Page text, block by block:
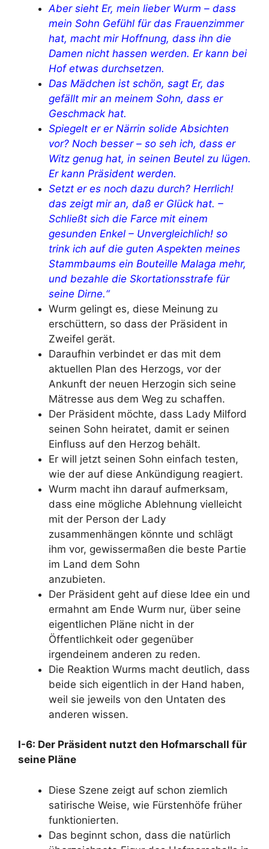
Aber sieht Er, mein lieber Wurm – dass
mein Sohn Gefühl für das Frauenzimmer
hat, macht mir Hoffnung, dass ihn die
Damen nicht hassen werden. Er kann bei
Hof etwas durchsetzen.
Das Mädchen ist schön, sagt Er, das
gefällt mir an meinem Sohn, dass er
Geschmack hat.
Spiegelt er er Närrin solide Absichten
vor? Noch besser – so seh ich, dass er
Witz genug hat, in seinen Beutel zu lügen.
Er kann Präsident werden.
Setzt er es noch dazu durch? Herrlich!
das zeigt mir an, daß er Glück hat. –
Schließt sich die Farce mit einem
gesunden Enkel – Unvergleichlich! so
trink ich auf die guten Aspekten meines
Stammbaums ein Bouteille Malaga mehr,
und bezahle die Skortationsstrafe für
seine Dirne.“
Wurm gelingt es, diese Meinung zu
erschüttern, so dass der Präsident in
Zweifel gerät.
Daraufhin verbindet er das mit dem
aktuellen Plan des Herzogs, vor der
Ankunft der neuen Herzogin sich seine
Mätresse aus dem Weg zu schaffen.
Der Präsident möchte, dass Lady Milford
seinen Sohn heiratet, damit er seinen
Einfluss auf den Herzog behält.
Er will jetzt seinen Sohn einfach testen,
wie der auf diese Ankündigung reagiert.
Wurm macht ihn darauf aufmerksam,
dass eine mögliche Ablehnung vielleicht
mit der Person der Lady
zusammenhängen könnte und schlägt
ihm vor, gewissermaßen die beste Partie
im Land dem Sohn
anzubieten.
Der Präsident geht auf diese Idee ein und
ermahnt am Ende Wurm nur, über seine
eigentlichen Pläne nicht in der
Öffentlichkeit oder gegenüber
irgendeinem anderen zu reden.
Die Reaktion Wurms macht deutlich, dass
beide sich eigentlich in der Hand haben,
weil sie jeweils von den Untaten des
anderen wissen.
I-6: Der Präsident nutzt den Hofmarschall für
seine Pläne
Diese Szene zeigt auf schon ziemlich
satirische Weise, wie Fürstenhöfe früher
funktionierten.
Das beginnt schon, dass die natürlich